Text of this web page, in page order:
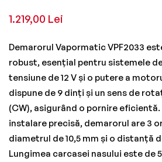
of
images
gallery
1.219,00 Lei
Demarorul Vapormatic VPF2033
robust, esențial pentru sistemele
tensiune de 12 V și o putere a
dispune de 9 dinți și un sens de
(CW), asigurând o pornire
instalare precisă, demarorul are 3
diametrul de 10,5 mm și o distanță
Lungimea carcasei nasului este de